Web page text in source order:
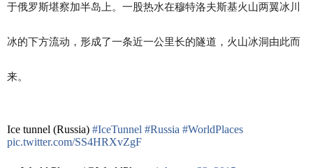
于俄罗斯堪察加半岛上。一股热水在穆特洛夫斯基火山两翼冰川
冰的下方流动，形成了一条近一公里长的隧道，火山冰洞由此而
来。
Ice tunnel (Russia) #IceTunnel #Russia #WorldPlaces
pic.twitter.com/SS4HRXvZgF